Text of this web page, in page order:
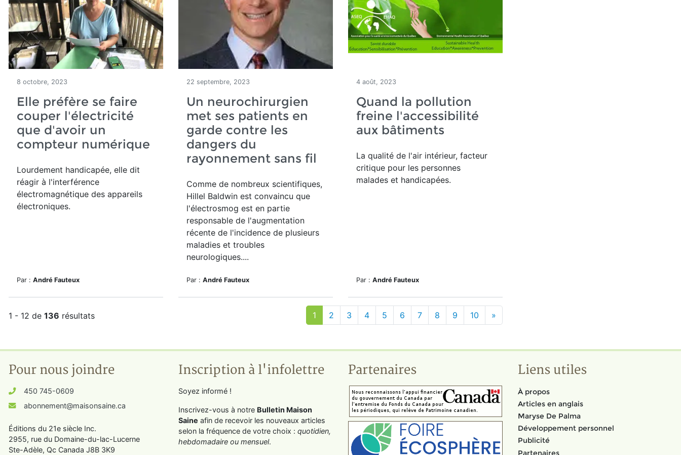
8 octobre, 2023
Elle préfère se faire
couper l'électricité
que d'avoir un
compteur numérique
Lourdement handicapée, elle dit
réagir à l'interférence
électromagnétique des appareils
électroniques.
Par : André Fauteux
22 septembre, 2023
Un neurochirurgien
met ses patients en
garde contre les
dangers du
rayonnement sans fil
Comme de nombreux scientifiques,
Hillel Baldwin est convaincu que
l'électrosmog est en partie
responsable de l'augmentation
récente de l'incidence de plusieurs
maladies et troubles
neurologiques....
Par : André Fauteux
4 août, 2023
Quand la pollution
freine l'accessibilité
aux bâtiments
La qualité de l'air intérieur, facteur
critique pour les personnes
malades et handicapées.
Par : André Fauteux
1 - 12 de 136 résultats 1 2 3 4 5 6 7 8 9 10 »
Pour nous joindre
450 745-0609
abonnement@maisonsaine.ca
Éditions du 21e siècle Inc.
2955, rue du Domaine-du-lac-Lucerne
Ste-Adèle, Qc Canada J8B 3K9
Inscription à l'infolettre
Soyez informé !
Inscrivez-vous à notre Bulletin Maison
Saine afin de recevoir les nouveaux articles
selon la fréquence de votre choix : quotidien,
hebdomadaire ou mensuel.
Partenaires Liens utiles
À propos
Articles en anglais
Maryse De Palma
Développement personnel
Publicité
Partenaires